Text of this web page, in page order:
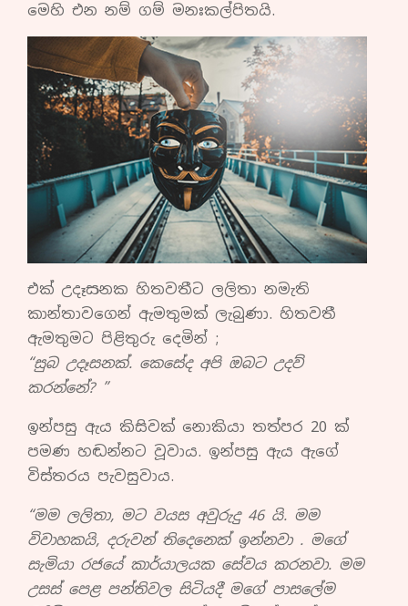
මෙහි එන නම් ගම් මනඃකල්පිතයි.
එක් උදෑසනක හිතවතීට ලලිතා නමැති
කාන්තාවගෙන් ඇමතුමක් ලැබුණා. හිතවතී
ඇමතුමට පිළිතුරු දෙමින් ;
“සුබ උදෑසනක්. කෙසේද අපි ඔබට උදව්
කරන්නේ? ”
ඉන්පසු ඇය කිසිවක් නොකියා තත්පර 20 ක්
පමණ හඬන්නට වූවාය. ඉන්පසු ඇය ඇගේ
විස්තරය පැවසුවාය.
“මම ලලිතා, මට වයස අවුරුදු 46 යි. මම
විවාහකයි, දරුවන් තිදෙනෙක් ඉන්නවා . මගේ
සැමියා රජයේ කාර්යාලයක සේවය කරනවා. මම
උසස් පෙළ පන්තිවල සිටියදී මගේ පාසලේම